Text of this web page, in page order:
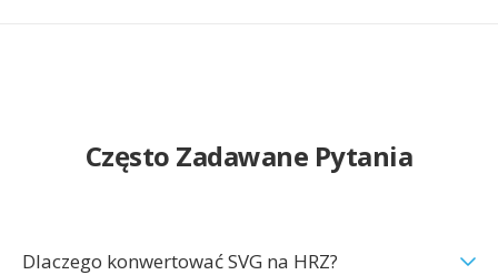
Często Zadawane Pytania
Dlaczego konwertować SVG na HRZ?